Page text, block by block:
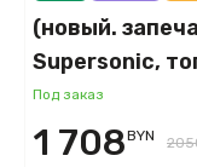
(новый.
Supersonic,
Orange)
Под заказ
1 708BYN